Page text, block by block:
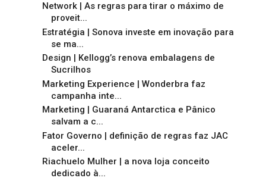
Network | As regras para tirar o máximo de
proveit...
Estratégia | Sonova investe em inovação para
se ma...
Design | Kellogg’s renova embalagens de
Sucrilhos
Marketing Experience | Wonderbra faz
campanha inte...
Marketing | Guaraná Antarctica e Pânico
salvam a c...
Fator Governo | definição de regras faz JAC
aceler...
Riachuelo Mulher | a nova loja conceito
dedicado à...